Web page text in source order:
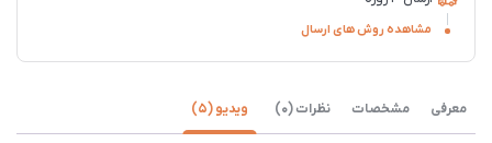
مشاهده روش های ارسال
معرفی مشخصات نظرات (0) ویدیو (5)